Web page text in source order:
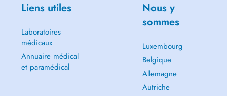
Liens utiles
Laboratoires
médicaux
Annuaire médical
et paramédical
Nous y
sommes
Luxembourg
Belgique
Allemagne
Autriche